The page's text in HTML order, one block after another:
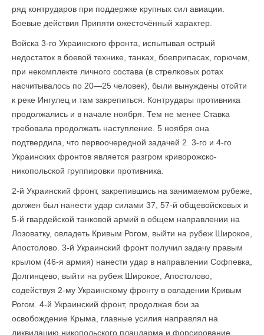
ряд контрударов при поддержке крупных сил авиации.
Боевые действия Припяти ожесточённый характер.
Войска 3-го Украинского фронта, испытывая острый
недостаток в боевой технике, танках, боеприпасах, горючем,
при некомплекте личного состава (в стрелковых ротах
насчитывалось по 20—25 человек), были вынуждены отойти
к реке Ингулец и там закрепиться. Контрудары противника
продолжались и в начале ноября. Тем не менее Ставка
требовала продолжать наступление. 5 ноября она
подтвердила, что первоочередной задачей 2. 3-го и 4-го
Украинских фронтов является разгром криворожско-
никопольской группировки противника.
2-й Украинский фронт, закрепившись на занимаемом рубеже,
должен был нанести удар силами 37, 57-й общевойсковых и
5-й гвардейской танковой армий в общем направлении на
Лозоватку, овладеть Кривым Рогом, выйти на рубеж Широкое,
Апостолово. 3-й Украинский фронт получил задачу правым
крылом (46-я армия) нанести удар в направлении Софпевка,
Долгинцево, выйти на рубеж Широкое, Апостолово,
содействуя 2-му Украинскому фронту в овладении Кривым
Рогом. 4-й Украинский фронт, продолжая бои за
освобождение Крыма, главные усилия направлял на
ликвидацию никопольского плацдарма и форсирование